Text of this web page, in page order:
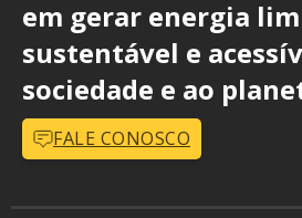
em gerar energia
sustentável e
sociedade e ao
FALE CONOSCO